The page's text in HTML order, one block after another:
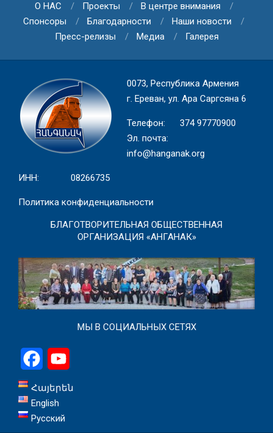
О НАС Проекты
В центре внимания
Спонсоры
Благодарности
Наши новости
Пресс-релизы
Медиа Галерея
0073, Республика Армения
г. Ереван, ул. Ара Саргсяна 6
Телефон: 374 97770900
Эл. почта:
info@hanganak.org
ИНН: 08266735
Политика конфиденциальности
БЛАГОТВОРИТЕЛЬНАЯ ОБЩЕСТВЕННАЯ
ОРГАНИЗАЦИЯ «АНГАНАК»
МЫ В СОЦИАЛЬНЫХ СЕТЯХ
Facebook
Հայերեն
English
Русский